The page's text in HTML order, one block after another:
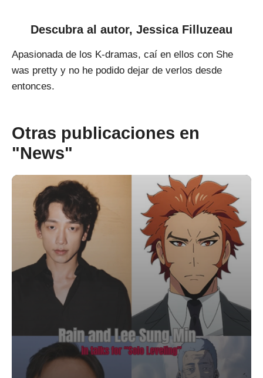
Descubra al autor, Jessica Filluzeau
Apasionada de los K-dramas, caí en ellos con She
was pretty y no he podido dejar de verlos desde
entonces.
Otras publicaciones en
"News"